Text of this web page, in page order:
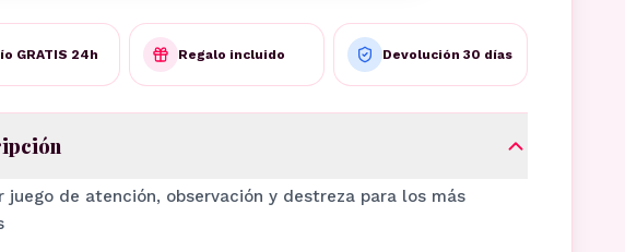
GRATIS 24h Regalo incluido Devolución 30 días
juego de atención, observación y destreza para los más